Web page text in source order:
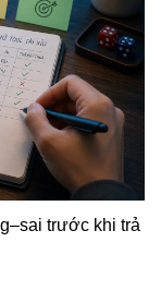
trước khi trả